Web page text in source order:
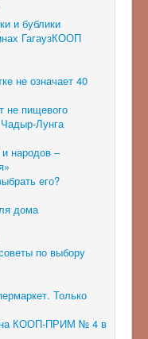
и бублики
ГагаузКООП
не означает 40
не пищевого
Лунга
народов –
его?
дома
по выбору
Только
КООП-ПРИМ № 4 в